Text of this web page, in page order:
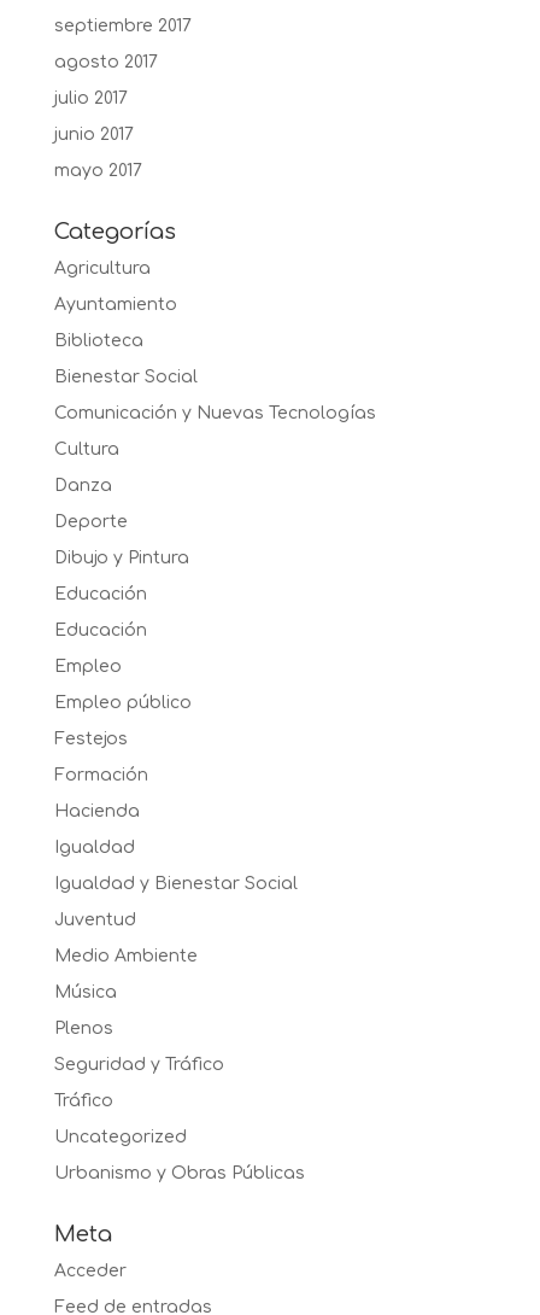
septiembre 2017
agosto 2017
julio 2017
junio 2017
mayo 2017
Categorías
Agricultura
Ayuntamiento
Biblioteca
Bienestar Social
Comunicación y Nuevas Tecnologías
Cultura
Danza
Deporte
Dibujo y Pintura
Educación
Educación
Empleo
Empleo público
Festejos
Formación
Hacienda
Igualdad
Igualdad y Bienestar Social
Juventud
Medio Ambiente
Música
Plenos
Seguridad y Tráfico
Tráfico
Uncategorized
Urbanismo y Obras Públicas
Meta
Acceder
Feed de entradas